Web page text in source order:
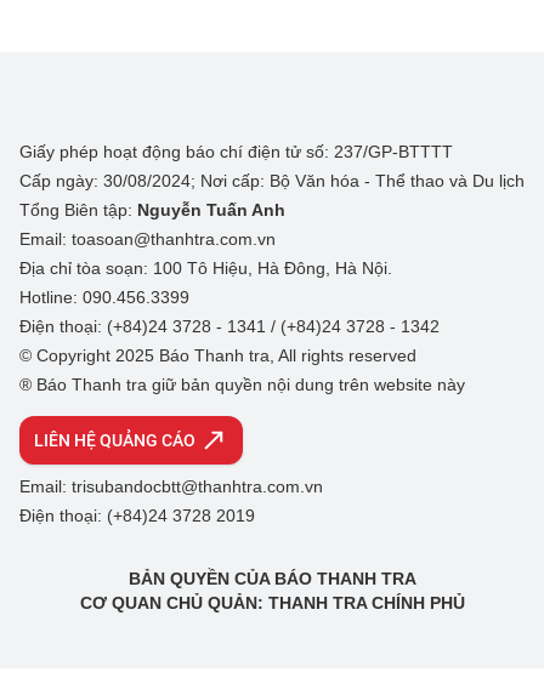
Giấy phép hoạt động báo chí điện tử số: 237/GP-BTTTT
Cấp ngày: 30/08/2024; Nơi cấp: Bộ Văn hóa - Thể thao và Du lịch
Tổng Biên tập: Nguyễn Tuấn Anh
Email: toasoan@thanhtra.com.vn
Địa chỉ tòa soạn: 100 Tô Hiệu, Hà Đông, Hà Nội.
Hotline: 090.456.3399
Điện thoại: (+84)24 3728 - 1341 / (+84)24 3728 - 1342
© Copyright 2025 Báo Thanh tra, All rights reserved
® Báo Thanh tra giữ bản quyền nội dung trên website này
LIÊN HỆ QUẢNG CÁO
Email: trisubandocbtt@thanhtra.com.vn
Điện thoại: (+84)24 3728 2019
BẢN QUYỀN CỦA BÁO THANH TRA
CƠ QUAN CHỦ QUẢN: THANH TRA CHÍNH PHỦ